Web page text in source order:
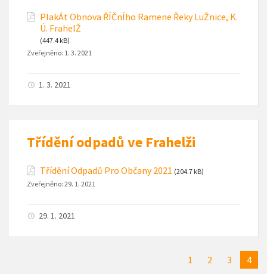
PlakÁt Obnova ŘÍČnÍho Ramene Řeky LuŽnice, K.
Ú. FrahelŽ
(447.4 kB)
Zveřejněno: 1. 3. 2021
1. 3. 2021
Třídění odpadů ve Frahelži
Třídění Odpadů Pro Občany 2021 (204.7 kB)
Zveřejněno: 29. 1. 2021
29. 1. 2021
1 2 3 4